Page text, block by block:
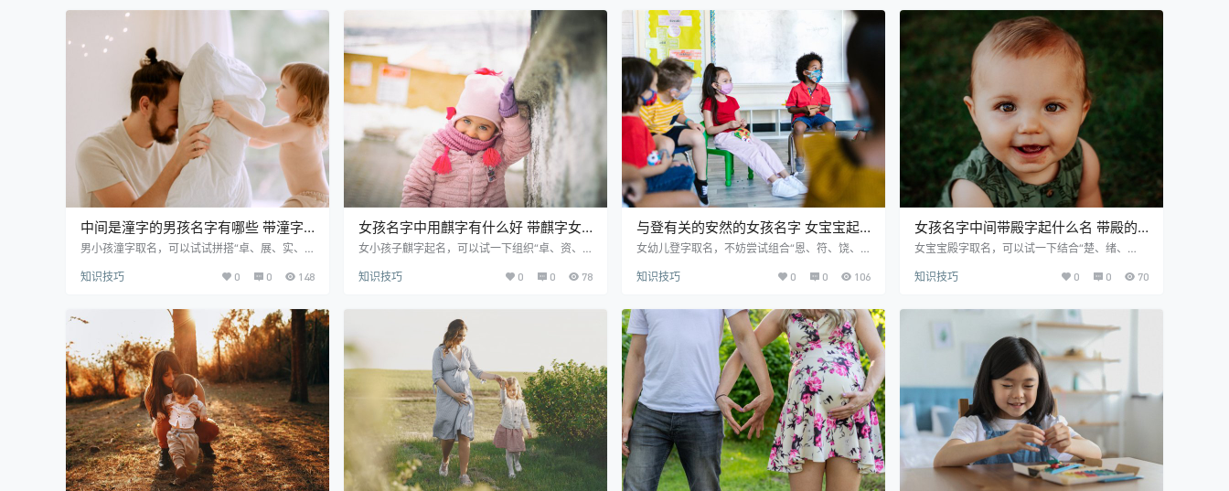
大家。 优质精选美名推荐： 译游 yì yóu 寓意解
释：游：指游泳、游玩、上游。 译祝 yì zhù 寓
意解释：祝：意为祝愿、祝福。 译璧 yì bì 寓意
解释：璧：美玉的通称，取名寓意容貌秀美。 译
如 yì rú 寓意解释：如：指…
字，期许名字会给娃儿带来好运。希望本篇相关
的文章能够帮到你。 聂姓女孩名字精选推荐：
聂况梅 niè kuàng méi 寓意解释：况：温文儒
雅、德才兼备、豁达大度 梅：指梅花，取名意为
不屈的品格，志向高洁、清雅脱俗。 聂美榆 ni
è…
关的文章能够帮到你。 漕姓男孩名字精选推荐：
漕煊子 cáo xuān zǐ 寓意解释：煊：形容名声很
大，声势很盛。 子：本义是宝宝，引申指孩子，
指下一代的男人、女儿、王子等。取名时，具有
善良、勤奋、好学的品德，希望孩子能成为品德
高…
想名字会给稚子带来好运。需要起名的可以详细
看看。 丘姓男孩名字精选推荐： 丘改汐 qiū gǎi
xī 寓意解释：改：意为改变、改正、改善。 汐：
指夜间的海潮。 丘匡 qiū kuāng 寓意解释：匡：
纠正；匡正。匡谬。 救：匡救…
中间是潼字的男孩名字有哪些 带潼字
的名字男孩名字
男小孩潼字取名，可以试试拼搭“卓、展、实、
娃起名用潼字高贵文雅，所以很多家人在给宝贝
精选美名推荐： 潼卓 tóng zhuó 寓意解释：
卓：意为高超、杰出、卓越。取名寓意技艺高
超，才华卓越，成大事之人。 潼展 tóng zhǎn
寓意解释：展：指展开、展现、发展、施展。 实
潼 shí tóng 寓意解释：实：意为…
知识技巧 0 0 148
女孩名字中用麒字有什么好 带麒字女
孩名字优雅大气单
女小孩子麒字起名，可以试一下组织“卓、资、
儿童取名用麒字优雅大方，那么比较多家长在给
巧吧。 优质精选美名推荐： 麒卓 qí zhuó 寓意
解释：卓：意为高超、杰出、卓越。取名寓意技
艺高超，才华卓越，成大事之人。 麒资 qí zī 寓
意解释：资：指资源、资本、天资、资历。 贺麒
hè qí 寓意解释：贺：指庆贺、祝贺…
知识技巧 0 0 78
与登有关的安然的女孩名字 女宝宝起
名带登字的有哪些
女幼儿登字取名，不妨尝试组合“恩、符、饶、
名用登字洋气内涵，于是许多父母在给稚子找名
吧。 优质精选美名推荐： 恩登 ēn dēng 寓意解
释：恩：指好处、恩惠、感恩，取名意为懂得感
恩，寓意品德贤良，人品正直之人。 符登 fú dē
ng 寓意解释：符：意为符合、记号。 登饶 dēng
ráo 寓意解释：饶：指富饶、宽…
知识技巧 0 0 106
女孩名字中间带殿字起什么名 带殿的
女孩名字沉稳推荐
女宝宝殿字取名，可以试一下结合“楚、绪、
起名用殿字大富大贵，因此众多家人在给孩子取
吧。 优质精选美名推荐： 殿楚 diàn chǔ 寓意解
释：楚：指清晰，鲜明，整洁。取名寓意目标清
晰、通晓事理，可成大事者。 殿绪 diàn xù 寓意
解释：绪：意为头绪、事业的开始。 殿合 diàn h
é 寓意解释：合：意为全、满、…
知识技巧 0 0 70